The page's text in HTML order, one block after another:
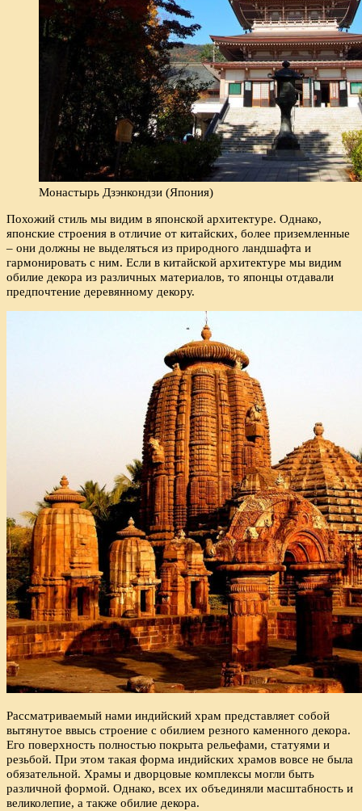
Монастырь Дзэнкондзи (Япония)
Похожий стиль мы видим в японской архитектуре. Однако,
японские строения в отличие от китайских, более приземленные
– они должны не выделяться из природного ландшафта и
гармонировать с ним. Если в китайской архитектуре мы видим
обилие декора из различных материалов, то японцы отдавали
предпочтение деревянному декору.
Рассматриваемый нами индийский храм представляет собой
вытянутое ввысь строение с обилием резного каменного декора.
Его поверхность полностью покрыта рельефами, статуями и
резьбой. При этом такая форма индийских храмов вовсе не была
обязательной. Храмы и дворцовые комплексы могли быть
различной формой. Однако, всех их объединяли масштабность и
великолепие, а также обилие декора.